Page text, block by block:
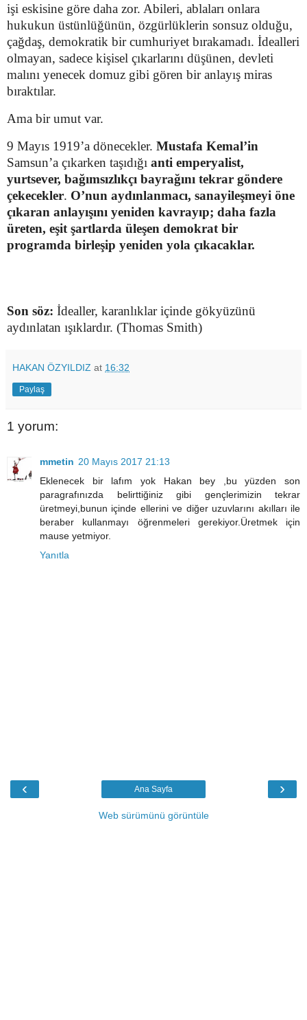
işi eskisine göre daha zor. Abileri, ablaları onlara
hukukun üstünlüğünün, özgürlüklerin sonsuz olduğu,
çağdaş, demokratik bir cumhuriyet bırakamadı. İdealleri
olmayan, sadece kişisel çıkarlarını düşünen, devleti
malını yenecek domuz gibi gören bir anlayış miras
bıraktılar.
Ama bir umut var.
9 Mayıs 1919’a dönecekler. Mustafa Kemal’in
Samsun’a çıkarken taşıdığı anti emperyalist,
yurtsever, bağımsızlıkçı bayrağını tekrar göndere
çekecekler. O’nun aydınlanmacı, sanayileşmeyi öne
çıkaran anlayışını yeniden kavrayıp; daha fazla
üreten, eşit şartlarda üleşen demokrat bir
programda birleşip yeniden yola çıkacaklar.
Son söz: İdealler, karanlıklar içinde gökyüzünü
aydınlatan ışıklardır. (Thomas Smith)
HAKAN ÖZYILDIZ at 16:32
Paylaş
1 yorum:
mmetin 20 Mayıs 2017 21:13
Eklenecek bir lafım yok Hakan bey ,bu yüzden son
paragrafınızda belirttiğiniz gibi gençlerimizin tekrar
üretmeyi,bunun içinde ellerini ve diğer uzuvlarını akılları ile
beraber kullanmayı öğrenmeleri gerekiyor.Üretmek için
mause yetmiyor.
Yanıtla
‹ ›
Ana Sayfa
Web sürümünü görüntüle